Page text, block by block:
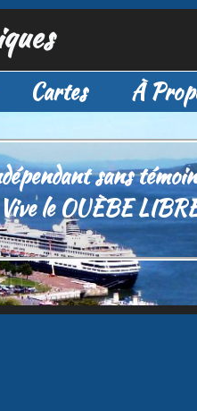
Cartes À
sans
le OUÈBE